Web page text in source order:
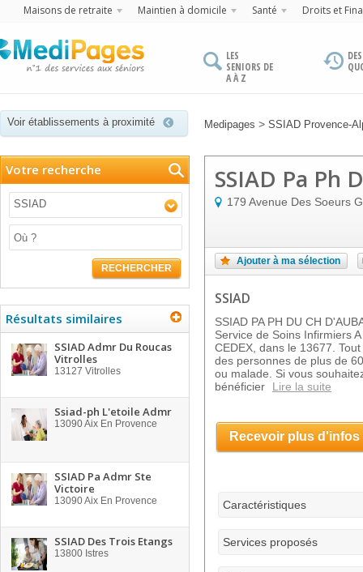
Maisons de retraite Maintien à domicile Santé Droits et
LES
SENIORS DE
A À Z
Voir établissements à proximité Medipages > SSIAD Provence-
Votre recherche
SSIAD
RECHERCHER
Résultats similaires
SSIAD Admr Du Roucas
Vitrolles
13127 Vitrolles
Ssiad-ph L'etoile Admr
13090Aix En Provence
SSIAD Pa Admr Ste
Victoire
13090Aix En Provence
SSIAD Des Trois Etangs
13800 Istres
SSIAD Pa Ph
179 Avenue Des Soeurs
Ajouter à ma sélection
SSIAD
SSIAD PA PH DU CH
Service de Soins Infirmiers
CEDEX, dans le 13677.
des personnes de plus de
ou malade. Si vous
bénéficier
Lire la suite
Recevoir plus d'infos
Caractéristiques
Services proposés